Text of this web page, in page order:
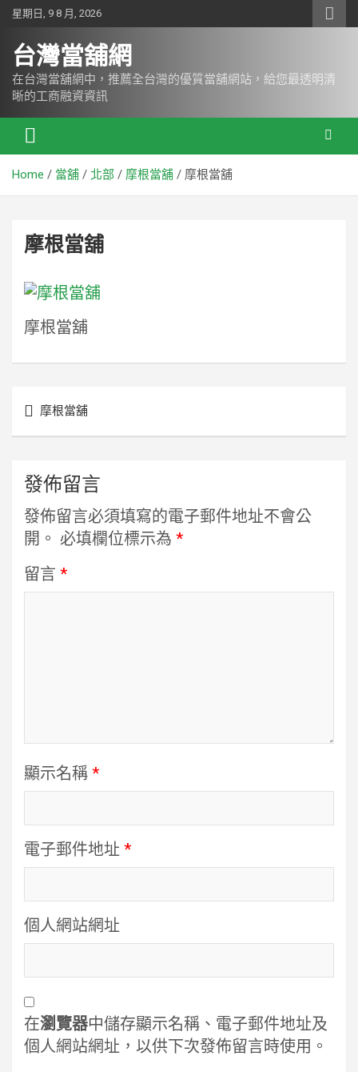
Skip
content
星期日, 9 8 月, 2026
台灣當舖網
在台灣當舖網中，推薦全台灣的優質當舖網站，給您最透明清
晰的工商融資資訊
Home 當舖 北部 摩根當舖 摩根當舖
摩根當舖
摩根當舖
章
覽
摩根當舖
發佈留言
發佈留言必須填寫的電子郵件地址不會公
開。 必填欄位標示為 *
留言 *
顯示名稱 *
電子郵件地址 *
個人網站網址
在瀏覽器中儲存顯示名稱、電子郵件地址及
個人網站網址，以供下次發佈留言時使用。